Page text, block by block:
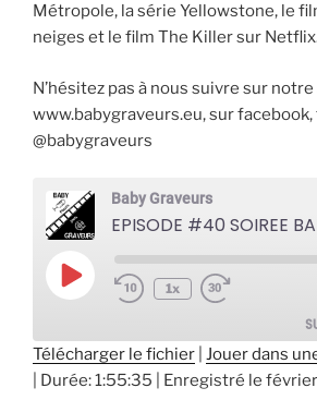
Métropole, la série Yellowstone, le
neiges et le film The Killer sur
N’hésitez pas à nous suivre sur
www.babygraveurs.eu, sur
@babygraveurs
Baby Graveurs
Play
Episode
1x
SHARE
Télécharger le fichier Jouer dans
Durée: 1:55:35 Enregistré le